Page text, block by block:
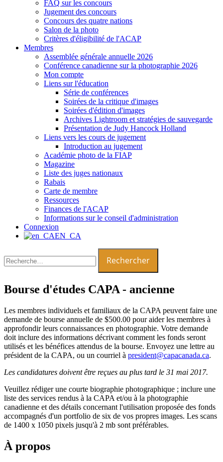
FAQ sur les concours
Jugement des concours
Concours des quatre nations
Salon de la photo
Critères d'éligibilité de l'ACAP
Membres
Assemblée générale annuelle 2026
Conférence canadienne sur la photographie 2026
Mon compte
Liens sur l'éducation
Série de conférences
Soirées de la critique d'images
Soirées d'édition d'images
Archives Lightroom et stratégies de sauvegarde
Présentation de Judy Hancock Holland
Liens vers les cours de jugement
Introduction au jugement
Académie photo de la FIAP
Magazine
Liste des juges nationaux
Rabais
Carte de membre
Ressources
Finances de l'ACAP
Informations sur le conseil d'administration
Connexion
EN_CA
Bourse d'études CAPA - ancienne
Les membres individuels et familiaux de la CAPA peuvent faire une
demande de bourse annuelle de $500.00 pour aider les membres à
approfondir leurs connaissances en photographie. Votre demande
doit inclure des informations décrivant comment les fonds seront
utilisés et les bénéfices attendus de la bourse. Envoyez une lettre au
président de la CAPA, ou un courriel à president@capacanada.ca.
Les candidatures doivent être reçues au plus tard le 31 mai 2017.
Veuillez rédiger une courte biographie photographique ; inclure une
liste des services rendus à la CAPA et/ou à la photographie
canadienne et des détails concernant l'utilisation proposée des fonds
accompagnés d'un portfolio de six de vos propres images. Les scans
de 1400 x 1050 pixels jusqu'à 2 mb sont préférables.
À propos